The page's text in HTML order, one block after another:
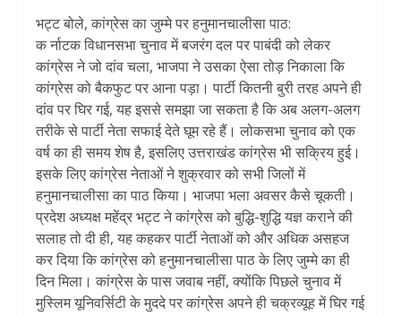
भट्ट बोले, कांग्रेस का जुम्मे पर हनुमानचालीसा पाठ:
क र्नाटक विधानसभा चुनाव में बजरंग दल पर पाबंदी को लेकर
कांग्रेस ने जो दांव चला, भाजपा ने उसका ऐसा तोड़ निकाला कि
कांग्रेस को बैकफुट पर आना पड़ा। पार्टी कितनी बुरी तरह अपने ही
दांव पर घिर गई, यह इससे समझा जा सकता है कि अब अलग-अलग
तरीके से पार्टी नेता सफाई देते घूम रहे हैं। लोकसभा चुनाव को एक
वर्ष का ही समय शेष है, इसलिए उत्तराखंड कांग्रेस भी सक्रिय हुई।
इसके लिए कांग्रेस नेताओं ने शुक्रवार को सभी जिलों में
हनुमानचालीसा का पाठ किया। भाजपा भला अवसर कैसे चूकती।
प्रदेश अध्यक्ष महेंद्र भट्ट ने कांग्रेस को बुद्धि-शुद्धि यज्ञ कराने की
सलाह तो दी ही, यह कहकर पार्टी नेताओं को और अधिक असहज
कर दिया कि कांग्रेस को हनुमानचालीसा पाठ के लिए जुम्मे का ही
दिन मिला। कांग्रेस के पास जवाब नहीं, क्योंकि पिछले चुनाव में
मुस्लिम यूनिवर्सिटी के मुददे पर कांग्रेस अपने ही चक्रव्यूह में घिर गई